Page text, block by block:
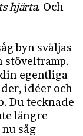
hjärta. Och
byn sväljas
stöveltramp.
egentliga
idéer och
Du tecknade
längre
såg